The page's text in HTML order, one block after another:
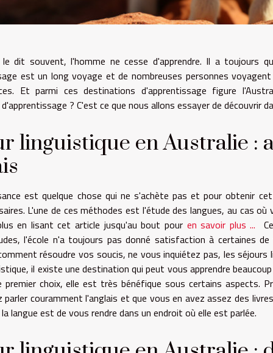
dit souvent, l'homme ne cesse d'apprendre. Il a toujours
est un long voyage et de nombreuses personnes
Et parmi ces destinations d'apprentissage figure
? C'est ce que nous allons essayer de découvrir
linguistique en Australie :
est quelque chose qui ne s'achète pas et pour obtenir
L'une de ces méthodes est l'étude des langues, au cas où
en lisant cet article jusqu'au bout pour en savoir plus ...
l'école n'a toujours pas donné satisfaction à certaines
résoudre vos soucis, ne vous inquiétez pas, les
il existe une destination qui peut vous apprendre
choix, elle est très bénéfique sous certains aspects.
parler couramment l'anglais et que vous en avez assez des
langue est de vous rendre dans un endroit où elle est parlée.